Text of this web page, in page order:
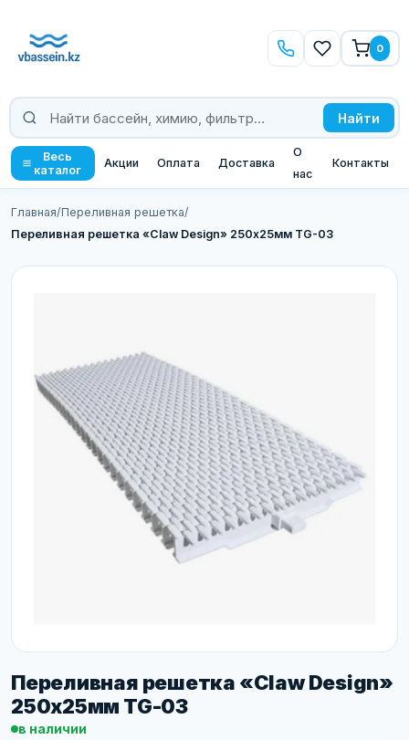
Найти
0
Весь
каталог
Акции Оплата Доставка
О
нас
Контакты
Главная/Переливная решетка/
Переливная решетка «Claw Design» 250х25мм TG-03
Переливная решетка «Claw Design»
250х25мм TG-03
в наличии